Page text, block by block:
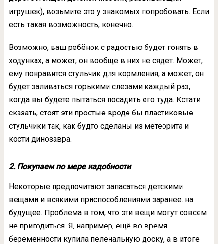
игрушек), возьмите это у знакомых попробовать. Если
есть такая возможность, конечно.
Возможно, ваш ребёнок с радостью будет гонять в
ходунках, а может, он вообще в них не сядет. Может,
ему понравится стульчик для кормления, а может, он
будет заливаться горькими слезами каждый раз,
когда вы будете пытаться посадить его туда. Кстати
сказать, стоят эти простые вроде бы пластиковые
стульчики так, как будто сделаны из метеорита и
кости динозавра.
2. Покупаем по мере надобности
Некоторые предпочитают запасаться детскими
вещами и всякими приспособлениями заранее, на
будущее. Проблема в том, что эти вещи могут совсем
не пригодиться. Я, например, ещё во время
беременности купила пеленальную доску, а в итоге